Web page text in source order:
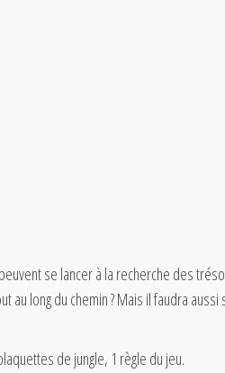
se lancer à la recherche des
au long du chemin ? Mais il faudra
de jungle, 1 règle du jeu.